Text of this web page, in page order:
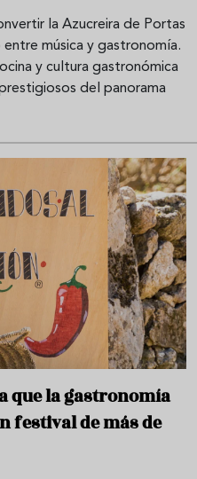
la Azucreira de Portas
música y gastronomía.
y cultura gastronómica
del panorama
que la gastronomía
festival de más de